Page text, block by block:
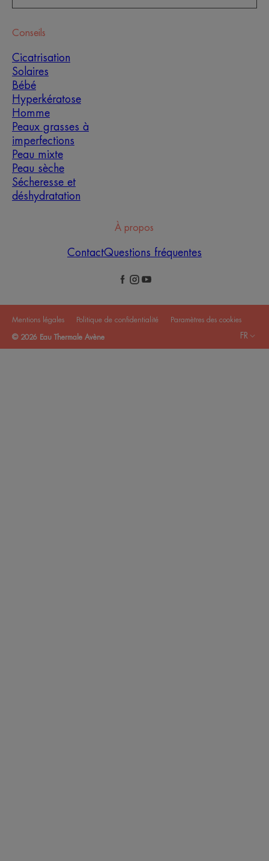
Conseils
Cicatrisation
Solaires
Bébé
Hyperkératose
Homme
Peaux grasses à
imperfections
Peau mixte
Peau sèche
Sécheresse et
déshydratation
À propos
ContactQuestions fréquentes
Mentions légales Politique de confidentialité Paramètres des cookies
© 2026 Eau Thermale Avène FR